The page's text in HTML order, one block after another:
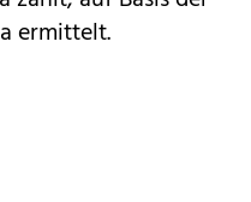
ermittelt.